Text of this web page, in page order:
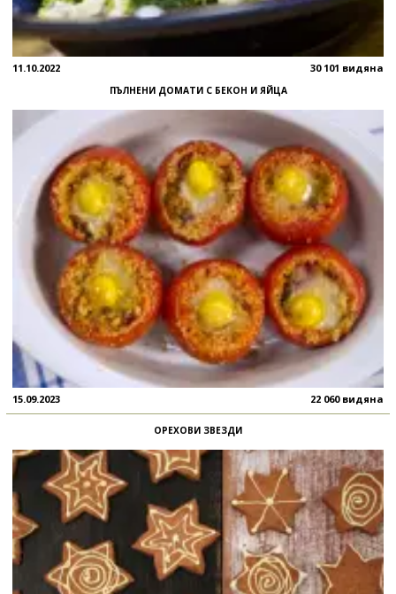
11.10.2022 30 101 видяна
ПЪЛНЕНИ ДОМАТИ С БЕКОН И ЯЙЦА
15.09.2023 22 060 видяна
ОРЕХОВИ ЗВЕЗДИ